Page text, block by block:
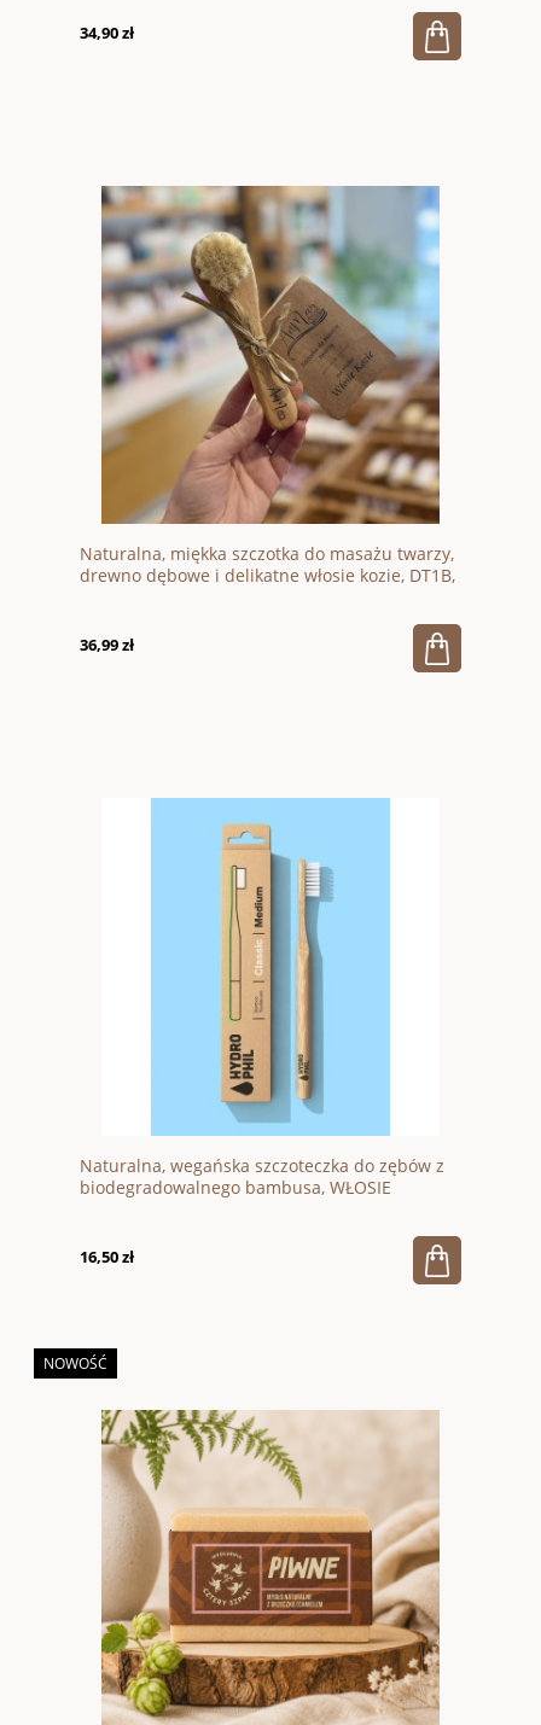
34,90 zł
Naturalna, miękka szczotka do masażu twarzy,
drewno dębowe i delikatne włosie kozie, DT1B,
36,99 zł
Naturalna, wegańska szczoteczka do zębów z
biodegradowalnego bambusa, WŁOSIE
16,50 zł
NOWOŚĆ